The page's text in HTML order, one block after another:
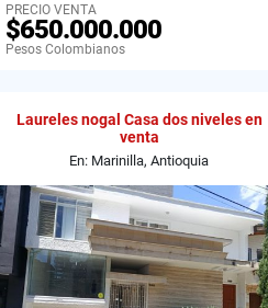
PRECIO VENTA
$650.000.000
Pesos Colombianos
Laureles nogal Casa dos niveles en
venta
En: Marinilla, Antioquia